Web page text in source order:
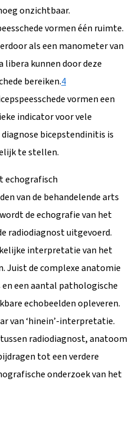
onzichtbaar.
vormen één ruimte.
als een manometer van
kunnen door deze
bereiken.4
vormen een
indicator voor vele
bicepstendinitis is
te stellen.
echografisch
van de behandelende arts
de echografie van het
radiodiagnost uitgevoerd.
interpretatie van het
Juist de complexe anatomie
een aantal pathologische
echobeelden opleveren.
van ‘hinein’-interpretatie.
radiodiagnost, anatoom
tot een verdere
onderzoek van het